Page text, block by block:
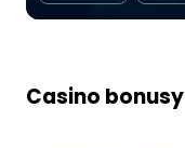
Casino bonusy